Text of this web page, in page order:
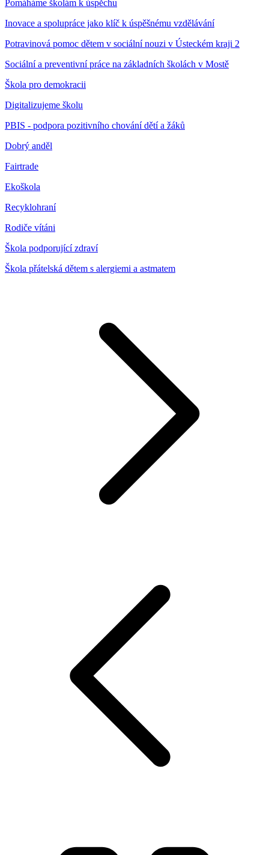
Pomáháme školám k úspěchu
Inovace a spolupráce jako klíč k úspěšnému vzdělávání
Potravinová pomoc dětem v sociální nouzi v Ústeckém kraji 2
Sociální a preventivní práce na základních školách v Mostě
Škola pro demokracii
Digitalizujeme školu
PBIS - podpora pozitivního chování dětí a žáků
Dobrý anděl
Fairtrade
Ekoškola
Recyklohraní
Rodiče vítáni
Škola podporující zdraví
Škola přátelská dětem s alergiemi a astmatem